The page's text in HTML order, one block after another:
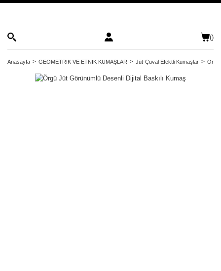
()
Anasayfa GEOMETRİK VE ETNİK KUMAŞLAR Jüt-Çuval Efektli Kumaşlar Örgü